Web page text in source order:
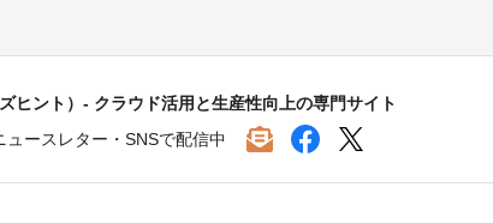
ヒント）- クラウド活用と生産性向上の専門サイト
ュースレター・SNSで配信中